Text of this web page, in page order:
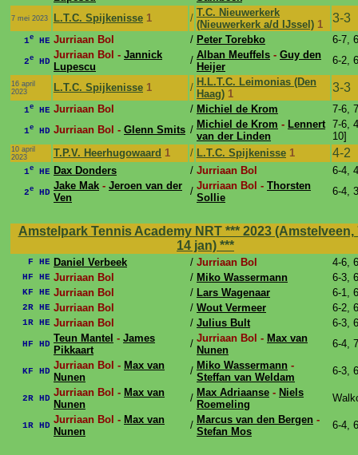
7 mei 2023 L.T.C. Spijkenisse 1 / T.C. Nieuwerkerk
(Nieuwerkerk a/d IJssel) 1 3-3
1e HE Jurriaan Bol / Peter Torebko 6-7,
2e HD
Jurriaan Bol - Jannick
Lupescu
/ Alban Meuffels - Guy den
Heijer
6-2,
16 april
2023
L.T.C. Spijkenisse 1 / H.L.T.C. Leimonias (Den
Haag) 1 3-3
1e HE Jurriaan Bol / Michiel de Krom 7-6,
1e HD Jurriaan Bol - Glenn Smits / Michiel de Krom - Lennert
van der Linden
7-6,
10]
10 april
2023
T.P.V. Heerhugowaard 1 / L.T.C. Spijkenisse 1 4-2
1e HE Dax Donders / Jurriaan Bol 6-4,
2e HD
Jake Mak - Jeroen van der
Ven
/ Jurriaan Bol - Thorsten
Sollie
6-4,
Amstelpark Tennis Academy NRT *** 2023 (Amstelveen,
14 jan) ***
F HE Daniel Verbeek / Jurriaan Bol 4-6,
HF HE Jurriaan Bol / Miko Wassermann 6-3,
KF HE Jurriaan Bol / Lars Wagenaar 6-1,
2R HE Jurriaan Bol / Wout Vermeer 6-2,
1R HE Jurriaan Bol / Julius Bult 6-3,
HF HD Teun Mantel - James
Pikkaart
/ Jurriaan Bol - Max van
Nunen
6-4,
KF HD Jurriaan Bol - Max van
Nunen
/ Miko Wassermann -
Steffan van Weldam
6-3,
2R HD Jurriaan Bol - Max van
Nunen
/ Max Adriaanse - Niels
Roemeling
1R HD Jurriaan Bol - Max van
Nunen
/ Marcus van den Bergen -
Stefan Mos
6-4,